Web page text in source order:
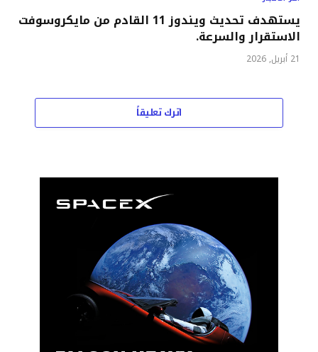
يستهدف تحديث ويندوز 11 القادم من مايكروسوفت
الاستقرار والسرعة.
21 أبريل, 2026
اترك تعليقاً